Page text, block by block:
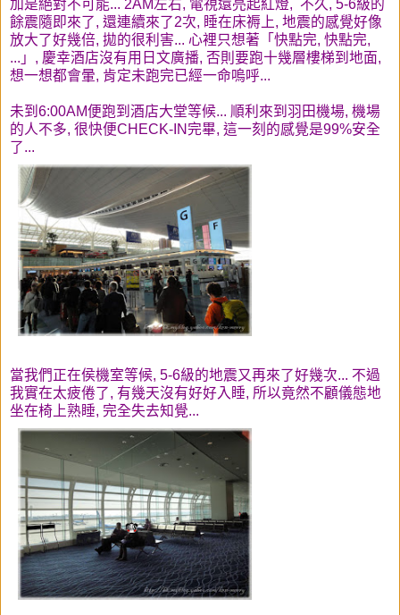
加是絕對不可能... 2AM左右, 電視還亮起紅燈, 不久, 5-6級的
餘震隨即來了, 還連續來了2次, 睡在床褥上, 地震的感覺好像
放大了好幾倍, 拋的很利害... 心裡只想著「快點完, 快點完,
...」, 慶幸酒店沒有用日文廣播, 否則要跑十幾層樓梯到地面,
想一想都會暈, 肯定未跑完已經一命嗚呼...
未到6:00AM便跑到酒店大堂等候... 順利來到羽田機場, 機場
的人不多, 很快便CHECK-IN完畢, 這一刻的感覺是99%安全
了...
當我們正在侯機室等候, 5-6級的地震又再來了好幾次... 不過
我實在太疲倦了, 有幾天沒有好好入睡, 所以竟然不顧儀態地
坐在椅上熟睡, 完全失去知覺...